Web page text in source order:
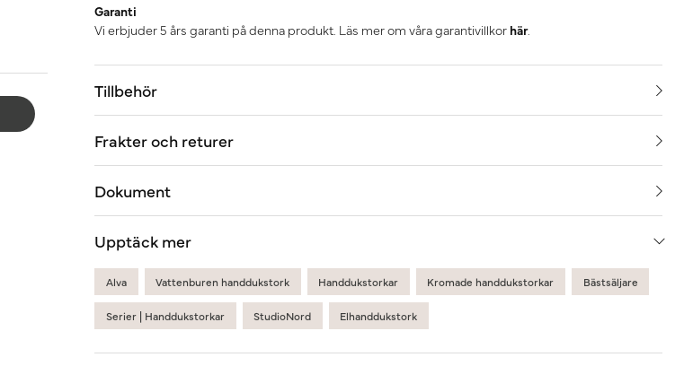
Garanti
Vi erbjuder 5 års garanti på denna produkt. Läs mer om våra garantivillkor här.
Tillbehör
Frakter och returer
Dokument
Upptäck mer
Alva Vattenburen handdukstork Handdukstorkar Kromade handdukstorkar Bästsäljare
Serier | Handdukstorkar StudioNord Elhanddukstork